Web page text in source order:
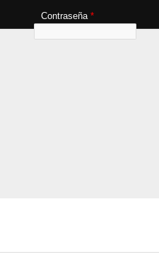
Contraseña *